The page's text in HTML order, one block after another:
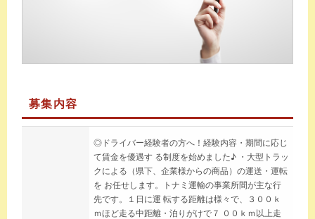
募集内容
◎ドライバー経験者の方へ！経験内容・期間に応じ
て賃金を優遇す る制度を始めました♪ ・大型トラッ
クによる（県下、企業様からの商品）の運送・運転
を お任せします。トナミ運輸の事業所間が主な行
先です。１日に運 転する距離は様々で、３００ｋ
ｍほど走る中距離・泊りがけで７ ００ｋｍ以上走